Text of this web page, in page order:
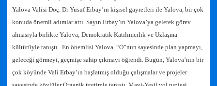
Yalova Valisi Doç. Dr Yusuf Erbay’ın kişisel gayretleri ile Yalova, bir çok
konuda önemli adımlar attı. Sayın Erbay’ın Yalova’ya gelerek görev
almasıyla birlikte Yalova; Demokratik Katılımcılık ve Uzlaşma
kültürüyle tanıştı. En önemlisi Yalova “O”nun sayesinde plan yapmayı,
geleceği görmeyi, geçmişe sahip çıkmayı öğrendi. Bugün, Yalova’nın bir
çok köyünde Vali Erbay’ın başlatmış olduğu çalışmalar ve projeler
sayesinde köylüler Organik üretimle tanıştı. Mavi-Yeşil yol projesi